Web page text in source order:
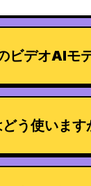
ビデオAIモ
う使います